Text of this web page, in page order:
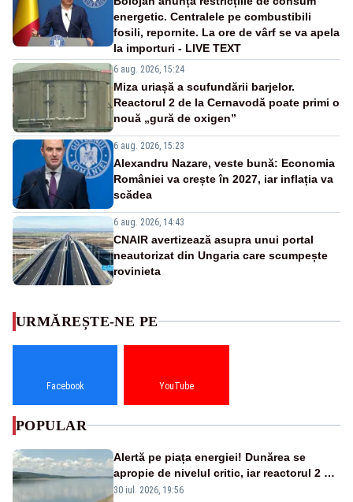
energetic. Centralele pe combustibili
fosili, repornite. La ore de vârf se va apela
la importuri - LIVE TEXT
6 aug. 2026, 15:24
Miza uriașă a scufundării barjelor.
Reactorul 2 de la Cernavodă poate primi o
nouă „gură de oxigen”
6 aug. 2026, 15:23
Alexandru Nazare, veste bună: Economia
României va crește în 2027, iar inflația va
scădea
6 aug. 2026, 14:43
CNAIR avertizează asupra unui portal
neautorizat din Ungaria care scumpește
rovinieta
URMĂREȘTE-NE PE
Facebook YouTube
POPULAR
Alertă pe piața energiei! Dunărea se
apropie de nivelul critic, iar reactorul 2 de
la Cernavodă ar putea fi oprit
30 iul. 2026, 19:56